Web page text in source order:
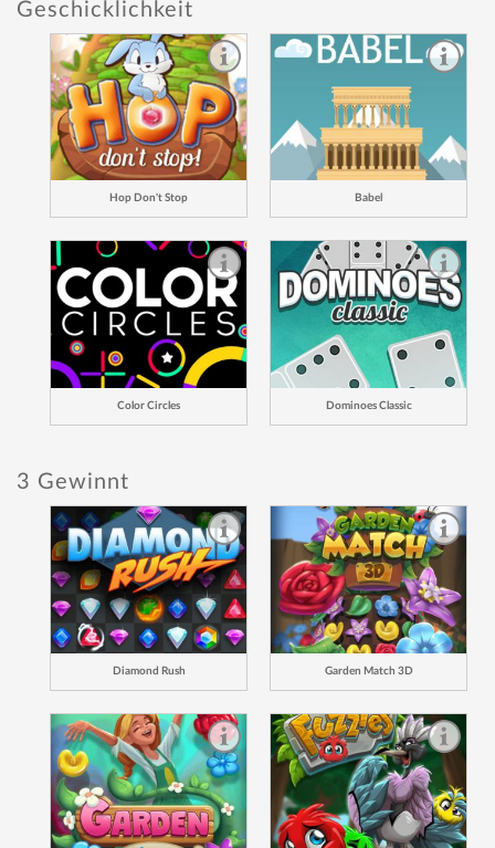
Geschicklichkeit
Hop Don't Stop Babel
Color Circles Dominoes Classic
3 Gewinnt
Diamond Rush Garden Match 3D